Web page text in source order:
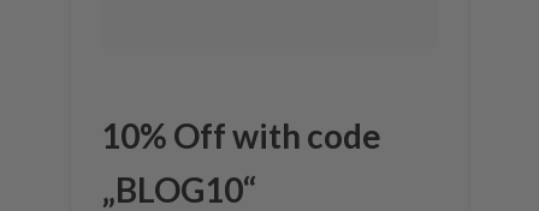
10% Off with code
„BLOG10“